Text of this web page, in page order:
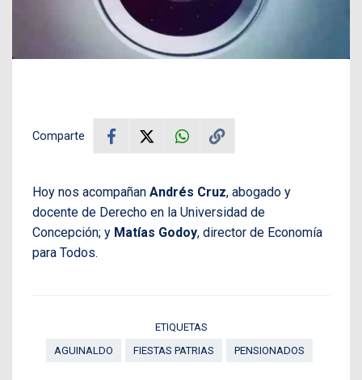
Comparte
Hoy nos acompañan Andrés Cruz, abogado y
docente de Derecho en la Universidad de
Concepción; y Matías Godoy, director de Economía
para Todos.
ETIQUETAS
AGUINALDO
FIESTAS PATRIAS PENSIONADOS